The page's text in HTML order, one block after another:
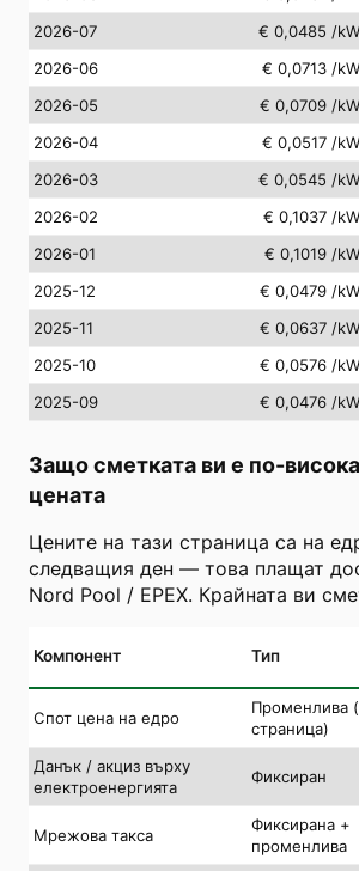
2026-07
€ 0,0485 /
2026-06
€ 0,0713 /
2026-05
€ 0,0709 /
2026-04
€ 0,0517 /
2026-03
€ 0,0545 /
2026-02
€ 0,1037 /
2026-01
€ 0,1019 /
2025-12
€ 0,0479 /
2025-11
€ 0,0637 /
2025-10
€ 0,0576 /
2025-09
€ 0,0476 /
Защо сметката ви е по-
цената
Цените на тази страница са на
следващия ден — това плащат
Nord Pool / EPEX. Крайната ви
Компонент Тип
Спот цена на едро
Променлива
страница)
Данък / акциз върху
електроенергията
Фиксиран
Мрежова такса
Фиксирана +
променлива